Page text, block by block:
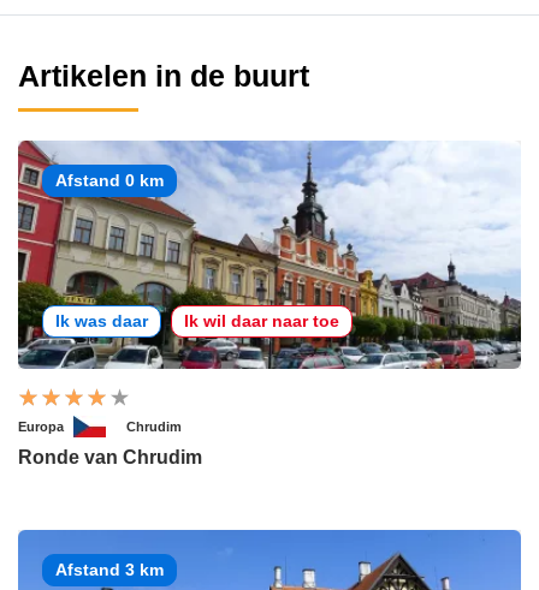
Artikelen in de buurt
Afstand 0 km
Ik was daar Ik wil daar naar toe
Europa Chrudim
Ronde van Chrudim
Afstand 3 km